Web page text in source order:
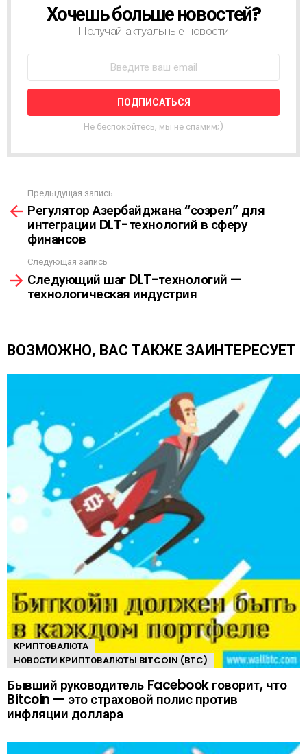
О
Т
Н
Я
А
С
Ы
Л
К
А
Хочешь больше новостей?
Получай актуальные новости
Не беспокойтесь, мы не спамим;)
м
т
е
Предыдущая запись
Регулятор Азербайджана “созрел” для
интеграции DLT-технологий в сферу
финансов
Следующая запись
Следующий шаг DLT-технологий —
технологическая индустрия
ВОЗМОЖНО, ВАС ТАКЖЕ ЗАИНТЕРЕСУЕТ
КРИПТОВАЛЮТА
НОВОСТИ КРИПТОВАЛЮТЫ BITCOIN (BTC)
Бывший руководитель Facebook говорит, что
Bitcoin — это страховой полис против
инфляции доллара